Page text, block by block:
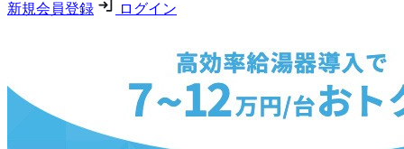
新規会員登録 ログイン